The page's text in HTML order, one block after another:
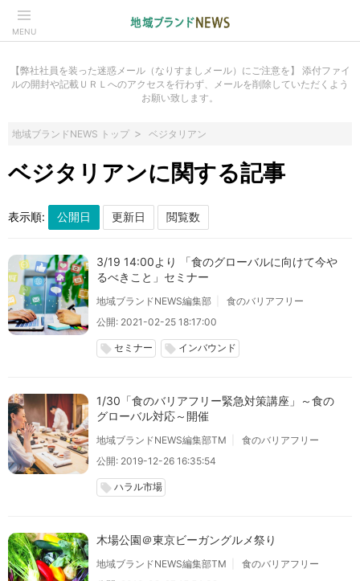
MENU
【弊社社員を装った迷惑メール（なりすましメール）にご注意を】 添付ファイ
ルの開封や記載ＵＲＬへのアクセスを行わず、メールを削除していただくよう
お願い致します。
地域ブランドNEWS トップ ベジタリアン
ベジタリアンに関する記事
表示順:
3/19 14:00より 「食のグローバルに向けて今や
るべきこと」セミナー
地域ブランドNEWS編集部
食のバリアフリー
公開: 2021-02-25 18:17:00
local_offer セミナー local_offer インバウンド
1/30「食のバリアフリー緊急対策講座」～食の
グローバル対応～開催
地域ブランドNEWS編集部TM
食のバリアフリー
公開: 2019-12-26 16:35:54
local_offer ハラル市場
木場公園＠東京ビーガングルメ祭り
地域ブランドNEWS編集部TM
食のバリアフリー